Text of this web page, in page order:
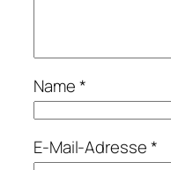
Name*
E-Mail-Adresse*